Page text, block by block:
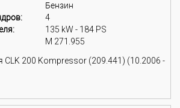
Бензин
4
135 kW - 184 PS
M 271.955
CLK 200 Kompressor (209.441) (10.2006 -